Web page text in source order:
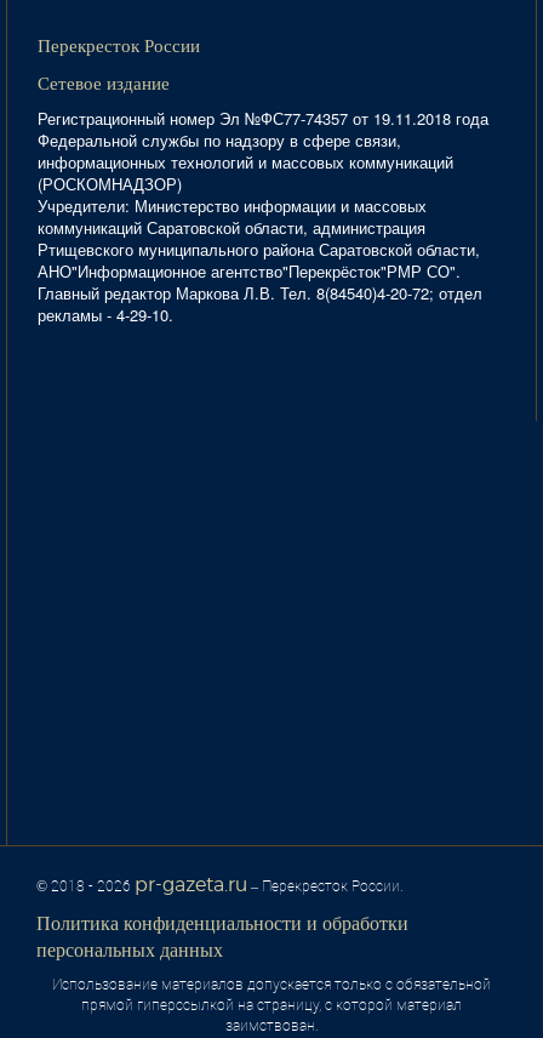
Перекресток России
Сетевое издание
Регистрационный номер Эл №ФС77-74357 от 19.11.2018 года
Федеральной службы по надзору в сфере связи,
информационных технологий и массовых коммуникаций
(РОСКОМНАДЗОР)
Учредители: Министерство информации и массовых
коммуникаций Саратовской области, администрация
Ртищевского муниципального района Саратовской области,
АНО"Информационное агентство"Перекрёсток"РМР СО".
Главный редактор Маркова Л.В. Тел. 8(84540)4-20-72; отдел
рекламы - 4-29-10.
© 2018 - 2026 pr-gazeta.ru – Перекресток России.
Политика конфиденциальности и обработки
персональных данных
Использование материалов допускается только с обязательной
прямой гиперссылкой на страницу, с которой материал
заимствован.